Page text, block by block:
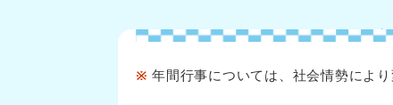
年間行事については、社会情勢によ